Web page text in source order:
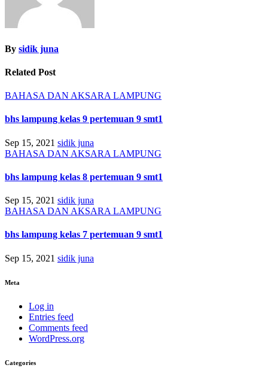
By sidik juna
Related Post
BAHASA DAN AKSARA LAMPUNG
bhs lampung kelas 9 pertemuan 9 smt1
Sep 15, 2021 sidik juna
BAHASA DAN AKSARA LAMPUNG
bhs lampung kelas 8 pertemuan 9 smt1
Sep 15, 2021 sidik juna
BAHASA DAN AKSARA LAMPUNG
bhs lampung kelas 7 pertemuan 9 smt1
Sep 15, 2021 sidik juna
Meta
Log in
Entries feed
Comments feed
WordPress.org
Categories